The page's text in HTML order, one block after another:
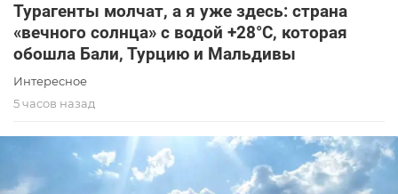
Турагенты молчат, а я уже здесь: страна
«вечного солнца» с водой +28°C, которая
обошла Бали, Турцию и Мальдивы
Интересное
5 часов назад